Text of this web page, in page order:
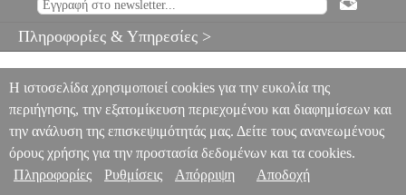
WAY BOOK 1 MSC.600377
ΜΟΥΣΙΚΑ ΒΙΒΛΙΑ
GUITARIST'S WAY BOOK 1
Πληροφορίες & Υπηρεσίες >
Η ιστοσελίδα χρησιμοποιεί cookies για την ευκολία της
περιήγησης, την εξατομίκευση περιεχομένου και διαφημίσεων και
την ανάλυση της επισκεψιμότητάς μας. Δείτε τους ανανεωμένους
όρους χρήσης για την προστασία δεδομένων και τα cookies.
Πληροφορίες
Ρυθμίσεις Απόρριψη Αποδοχή